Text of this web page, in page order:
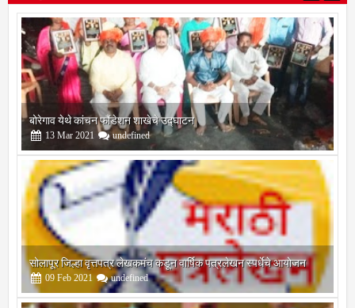
सोलापूर जिल्हा
बोरेगाव येथे कांचन फौंडेशन शाखेचे उद्घाटन
13 Mar 2021 undefined
सोलापूर जिल्हा वृत्तपत्र लेखकमंच कडून वार्षिक पत्रलेखन स्पर्धेचे आयोजन
09 Feb 2021 undefined